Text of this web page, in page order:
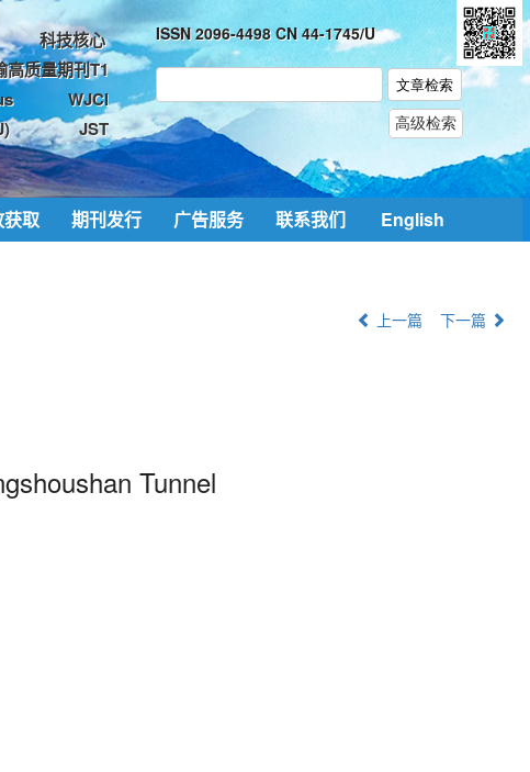
科技核心
高质量期刊T1
WJCI
JST
ISSN 2096-4498 CN 44-1745/U
取 期刊发行 广告服务 联系我们 English
上一篇 下一篇
Tunnel